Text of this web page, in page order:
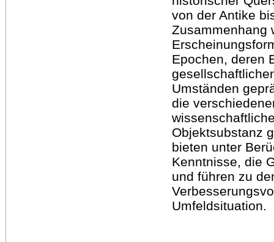
von der Antike
Zusammenhang
Epochen, deren
Umständen
die
Objektsubstanz
bieten unter
Kenntnisse, die
und führen zu
Umfeldsituation.